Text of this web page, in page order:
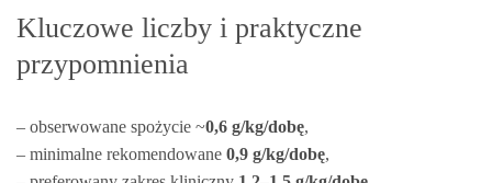
Kluczowe liczby i praktyczne
przypomnienia
– obserwowane spożycie ~0,6 g/kg/dobę,
– minimalne rekomendowane 0,9 g/kg/dobę,